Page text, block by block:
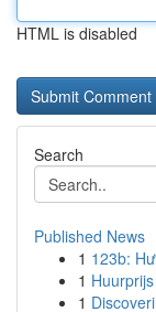
HTML is disabled
Search
Published News
1 123b:
1
1